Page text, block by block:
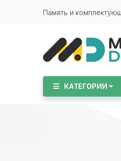
Память и
КАТЕГОРИИ